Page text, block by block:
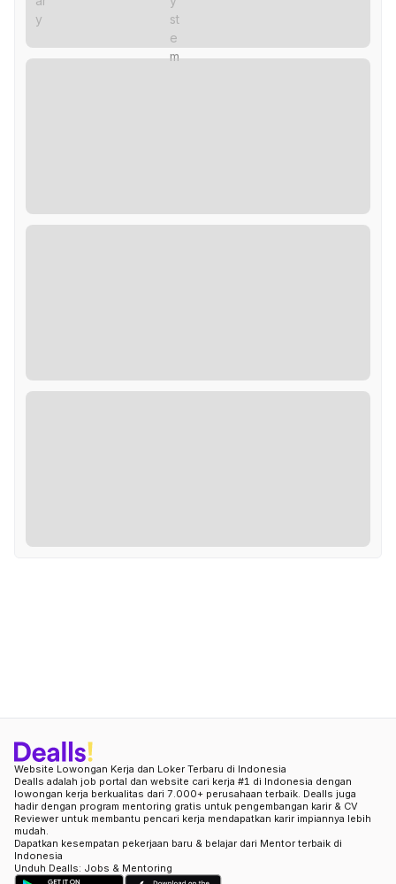
Website Lowongan Kerja dan Loker Terbaru di Indonesia
Dealls adalah job portal dan website cari kerja #1 di Indonesia dengan
lowongan kerja berkualitas dari 7.000+ perusahaan terbaik. Dealls juga
hadir dengan program mentoring gratis untuk pengembangan karir & CV
Reviewer untuk membantu pencari kerja mendapatkan karir impiannya lebih
mudah.
Dapatkan kesempatan pekerjaan baru & belajar dari Mentor terbaik di
Indonesia
Unduh Dealls: Jobs & Mentoring